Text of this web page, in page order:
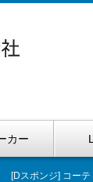
カー
[Dスポンジ] コー